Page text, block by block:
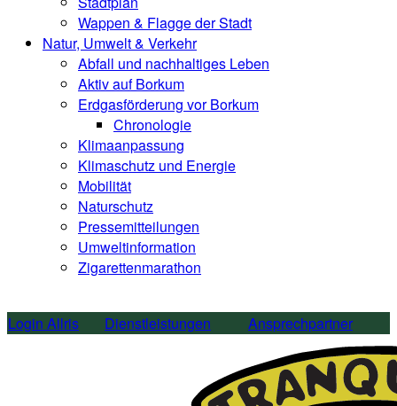
Wappen & Flagge der Stadt
Natur, Umwelt & Verkehr
Abfall und nachhaltiges Leben
Aktiv auf Borkum
Erdgasförderung vor Borkum
Chronologie
Klimaanpassung
Klimaschutz und Energie
Mobilität
Naturschutz
Pressemitteilungen
Umweltinformation
Zigarettenmarathon
Login Allris Dienstleistungen Ansprechpartner